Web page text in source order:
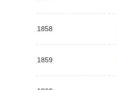
1858
1859